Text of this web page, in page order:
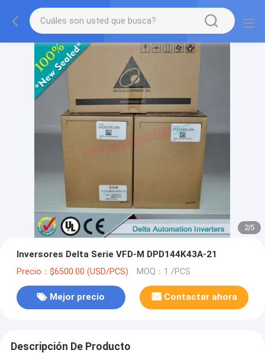
2/5
Inversores Delta Serie VFD-M DPD144K43A-21
Precio：$6500.00 (USD/PCS) MOQ：1 /PCS
Mejor precio Contactar ahora
Descripción De Producto